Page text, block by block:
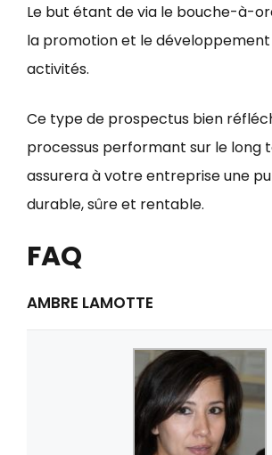
Le but étant de via le bouche-à-
la promotion et le développement
activités.
Ce type de prospectus bien
processus performant sur le long
assurera à votre entreprise une
durable, sûre et rentable.
FAQ
AMBRE LAMOTTE